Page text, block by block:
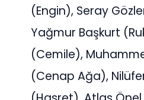
(Engin), Seray
Yağmur Başkurt
(Cemile),
(Cenap Ağa), Nilüfer